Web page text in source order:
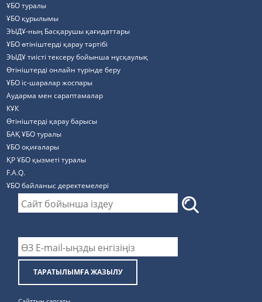
ҰБО туралы
ҰБО құрылымы
ЭЫДҰ-ның Басқарушы қағидаттары
ҰБО өтініштерді қарау тәртібі
ЭЫДҰ тиісті тексеру бойынша нұсқаулық
Өтініштерді онлайн түрінде беру
ҰБО іс-шаралар жоспары
Аударма мен сараптамалар
КҰК
Өтініштерді қарау барысы
БАҚ ҰБО туралы
ҰБО оқиғалары
ҚР ҰБО қызметі туралы
F.A.Q.
ҰБО байланыс деректемелерi
ТАРАТЫЛЫМҒА ЖАЗЫЛУ